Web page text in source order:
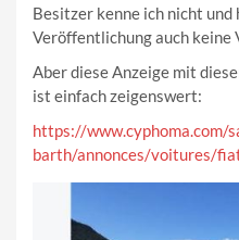
Besitzer kenne ich nicht und
Veröffentlichung auch keine
Aber diese Anzeige mit
ist einfach zeigenswert:
https://www.cyphoma.com/
barth/annonces/voitures/